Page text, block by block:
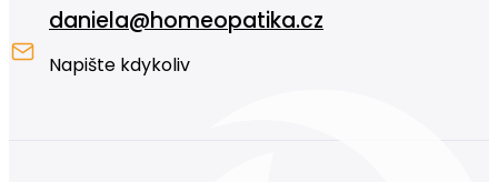
daniela@homeopatika.cz
Napište kdykoliv